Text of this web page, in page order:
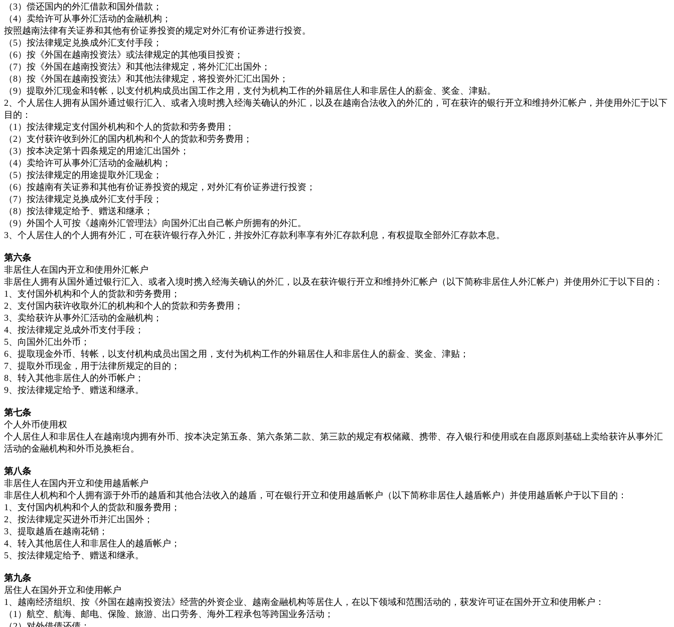
（3）偿还国内的外汇借款和国外借款；
（4）卖给许可从事外汇活动的金融机构；
按照越南法律有关证券和其他有价证券投资的规定对外汇有价证券进行投资。
（5）按法律规定兑换成外汇支付手段；
（6）按《外国在越南投资法》或法律规定的其他项目投资；
（7）按《外国在越南投资法》和其他法律规定，将外汇汇出国外；
（8）按《外国在越南投资法》和其他法律规定，将投资外汇汇出国外；
（9）提取外汇现金和转帐，以支付机构成员出国工作之用，支付为机构工作的外籍居住人和非居住人的薪金、奖金、津贴。
2、个人居住人拥有从国外通过银行汇入、或者入境时携入经海关确认的外汇，以及在越南合法收入的外汇的，可在获许的银行开立和维持外汇帐户，并使用外汇于以下
目的：
（1）按法律规定支付国外机构和个人的货款和劳务费用；
（2）支付获许收到外汇的国内机构和个人的货款和劳务费用；
（3）按本决定第十四条规定的用途汇出国外；
（4）卖给许可从事外汇活动的金融机构；
（5）按法律规定的用途提取外汇现金；
（6）按越南有关证券和其他有价证券投资的规定，对外汇有价证券进行投资；
（7）按法律规定兑换成外汇支付手段；
（8）按法律规定给予、赠送和继承；
（9）外国个人可按《越南外汇管理法》向国外汇出自己帐户所拥有的外汇。
3、个人居住人的个人拥有外汇，可在获许银行存入外汇，并按外汇存款利率享有外汇存款利息，有权提取全部外汇存款本息。
第六条
非居住人在国内开立和使用外汇帐户
非居住人拥有从国外通过银行汇入、或者入境时携入经海关确认的外汇，以及在获许银行开立和维持外汇帐户（以下简称非居住人外汇帐户）并使用外汇于以下目的：
1、支付国外机构和个人的货款和劳务费用；
2、支付国内获许收取外汇的机构和个人的货款和劳务费用；
3、卖给获许从事外汇活动的金融机构；
4、按法律规定兑成外币支付手段；
5、向国外汇出外币；
6、提取现金外币、转帐，以支付机构成员出国之用，支付为机构工作的外籍居住人和非居住人的薪金、奖金、津贴；
7、提取外币现金，用于法律所规定的目的；
8、转入其他非居住人的外币帐户；
9、按法律规定给予、赠送和继承。
第七条
个人外币使用权
个人居住人和非居住人在越南境内拥有外币、按本决定第五条、第六条第二款、第三款的规定有权储藏、携带、存入银行和使用或在自愿原则基础上卖给获许从事外汇
活动的金融机构和外币兑换柜台。
第八条
非居住人在国内开立和使用越盾帐户
非居住人机构和个人拥有源于外币的越盾和其他合法收入的越盾，可在银行开立和使用越盾帐户（以下简称非居住人越盾帐户）并使用越盾帐户于以下目的：
1、支付国内机构和个人的货款和服务费用；
2、按法律规定买进外币并汇出国外；
3、提取越盾在越南花销；
4、转入其他居住人和非居住人的越盾帐户；
5、按法律规定给予、赠送和继承。
第九条
居住人在国外开立和使用帐户
1、越南经济组织、按《外国在越南投资法》经营的外资企业、越南金融机构等居住人，在以下领域和范围活动的，获发许可证在国外开立和使用帐户：
（1）航空、航海、邮电、保险、旅游、出口劳务、海外工程承包等跨国业务活动；